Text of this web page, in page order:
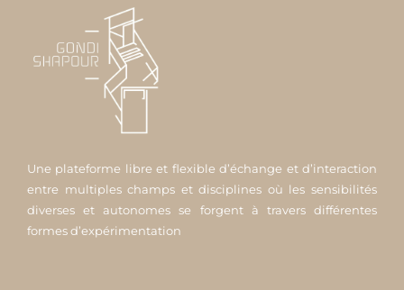
Une plateforme libre et flexible d’échange et d’interaction
entre multiples champs et disciplines où les sensibilités
diverses et autonomes se forgent à travers différentes
formes d’expérimentation